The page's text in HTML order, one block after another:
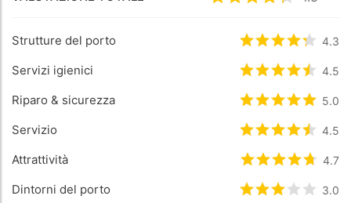
Strutture del porto Valutato4.3/5
4.3
Servizi igienici Valutato4.5/5
4.5
Riparo & sicurezza Valutato5/55.0
Servizio Valutato4.5/5
4.5
Attrattività Valutato4.7/5
4.7
Dintorni del porto Valutato3/53.0